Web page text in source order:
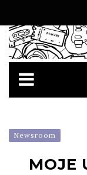
Newsroom
MOJE